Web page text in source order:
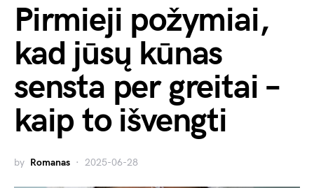
Pirmieji požymiai,
kad jūsų kūnas
sensta per greitai –
kaip to išvengti
by Romanas 2025-06-28